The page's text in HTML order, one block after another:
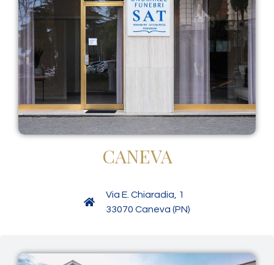
CANEVA
Via E. Chiaradia, 1
33070 Caneva (PN)